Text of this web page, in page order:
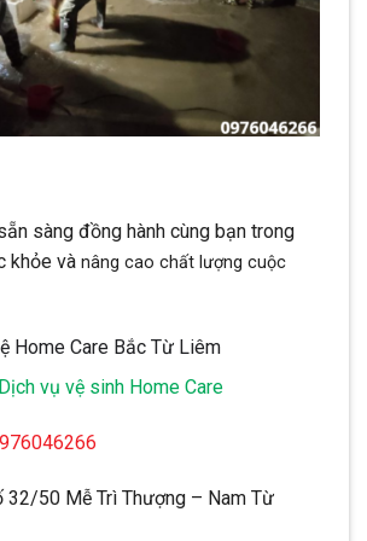
sàng đồng hành cùng bạn trong
khỏe và nâng cao chất lượng cuộc
Home Care Bắc Từ Liêm
vụ vệ sinh Home Care
32/50 Mễ Trì Thượng – Nam Từ